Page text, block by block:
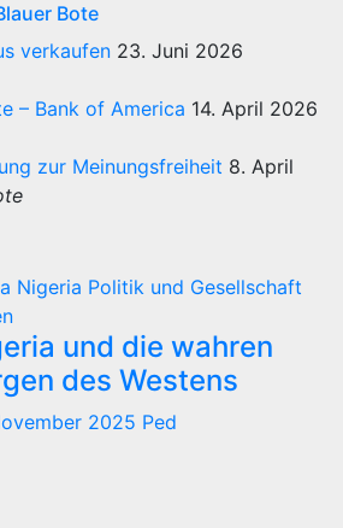
Bote
verkaufen 23. Juni 2026
– Bank of America 14. April 2026
zur Meinungsfreiheit 8. April
Nigeria Politik und Gesellschaft
und die wahren
des Westens
2025 Ped